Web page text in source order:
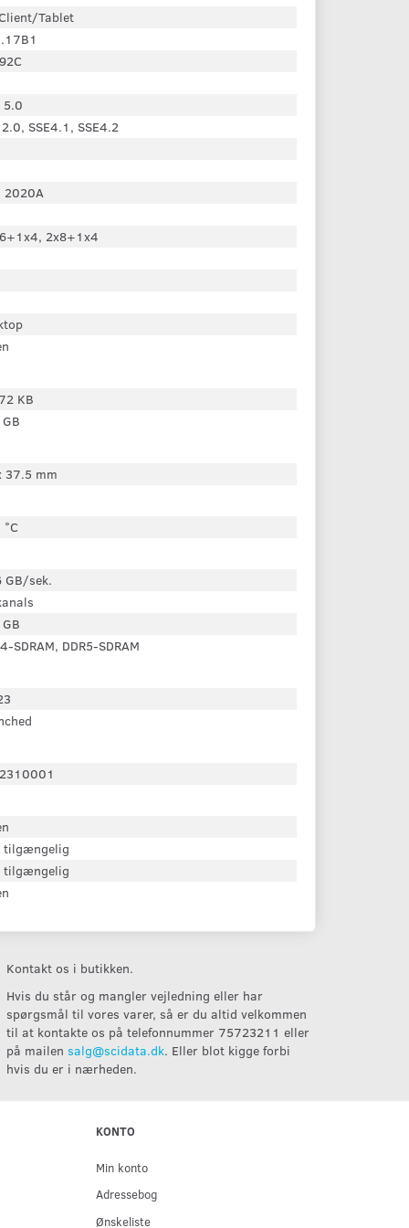
Tablet
2.0, SSE4.1, SSE4.2
2020A
2x8+1x4
KB
37.5 mm
GB/sek.
SDRAM, DDR5-SDRAM
tilgængelig
tilgængelig
Kontakt os i butikken.
Hvis du står og mangler vejledning eller har
spørgsmål til vores varer, så er du altid velkommen
til at kontakte os på telefonnummer 75723211 eller
på mailen salg@scidata.dk. Eller blot kigge forbi
hvis du er i nærheden.
KONTO
Min konto
Adressebog
Ønskeliste